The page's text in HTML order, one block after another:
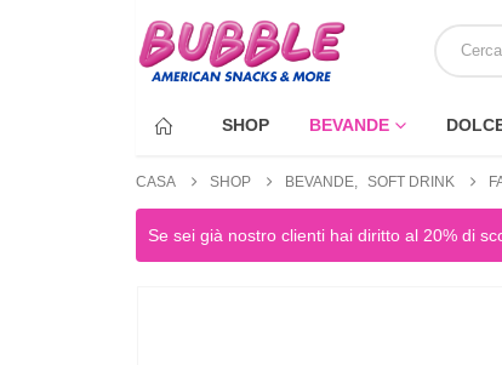
SHOP BEVANDE
CASA SHOP BEVANDE SOFT DRINK
Se sei già nostro clienti hai diritto al 20% di